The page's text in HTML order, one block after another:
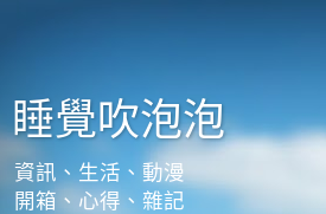
睡覺吹泡泡
資訊、生活、動漫
開箱、心得、雜記